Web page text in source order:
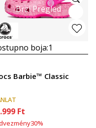
Brzi Pregled
boja:1
Barbie™ Classic
Ft
30%